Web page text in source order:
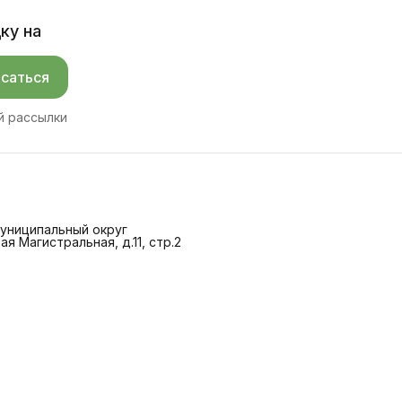
на
рассылки
округ
Магистральная, д.11, стр.2